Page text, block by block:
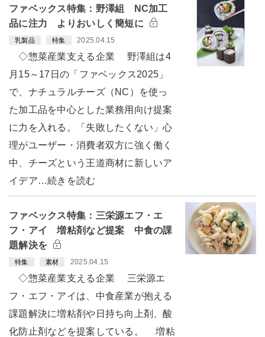
ファベックス特集：野澤組 NC加工
品に注力 よりおいしく簡短に
乳製品 特集 2025.04.15
◇惣菜産業支える企業 野澤組は4
月15～17日の「ファベックス2025」
で、ナチュラルチーズ（NC）を使っ
た加工品を中心とした業務用向け提案
に力を入れる。「失敗したくない」心
理がユーザー・消費者双方に強く働く
中、チーズという王道商材に新しいア
イデア…続きを読む
ファベックス特集：三栄源エフ・エ
フ・アイ 増粘剤など提案 中食の課
題解決を
特集 素材 2025.04.15
◇惣菜産業支える企業 三栄源エ
フ・エフ・アイは、中食産業が抱える
課題解決に増粘剤や日持ち向上剤、酸
化防止剤などを提案している。 増粘